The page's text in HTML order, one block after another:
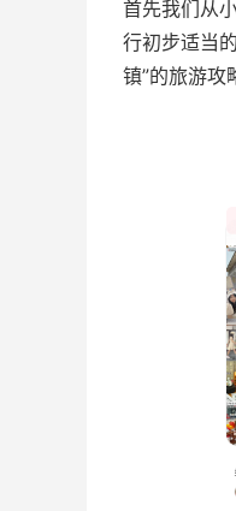
首先我们从
行初步适当
镇”的旅游攻